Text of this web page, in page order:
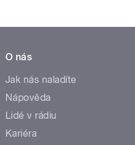
O nás
Jak nás naladíte
Nápověda
Lidé v rádiu
Kariéra